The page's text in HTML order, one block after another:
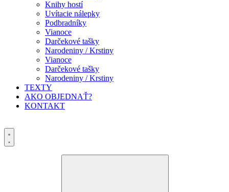
Knihy hostí
Uvítacie nálepky
Podbradníky
Vianoce
Darčekové tašky
Narodeniny / Krstiny
Vianoce
Darčekové tašky
Narodeniny / Krstiny
TEXTY
AKO OBJEDNAŤ?
KONTAKT